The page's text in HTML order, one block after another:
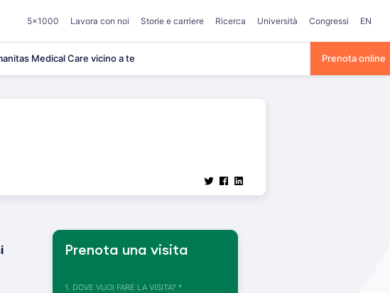
5×1000 Lavora con noi Storie e carriere Ricerca Università Congressi EN
Medical Care vicino a te Prenota online
Prenota una visita
1. DOVE VUOI FARE LA VISITA? *